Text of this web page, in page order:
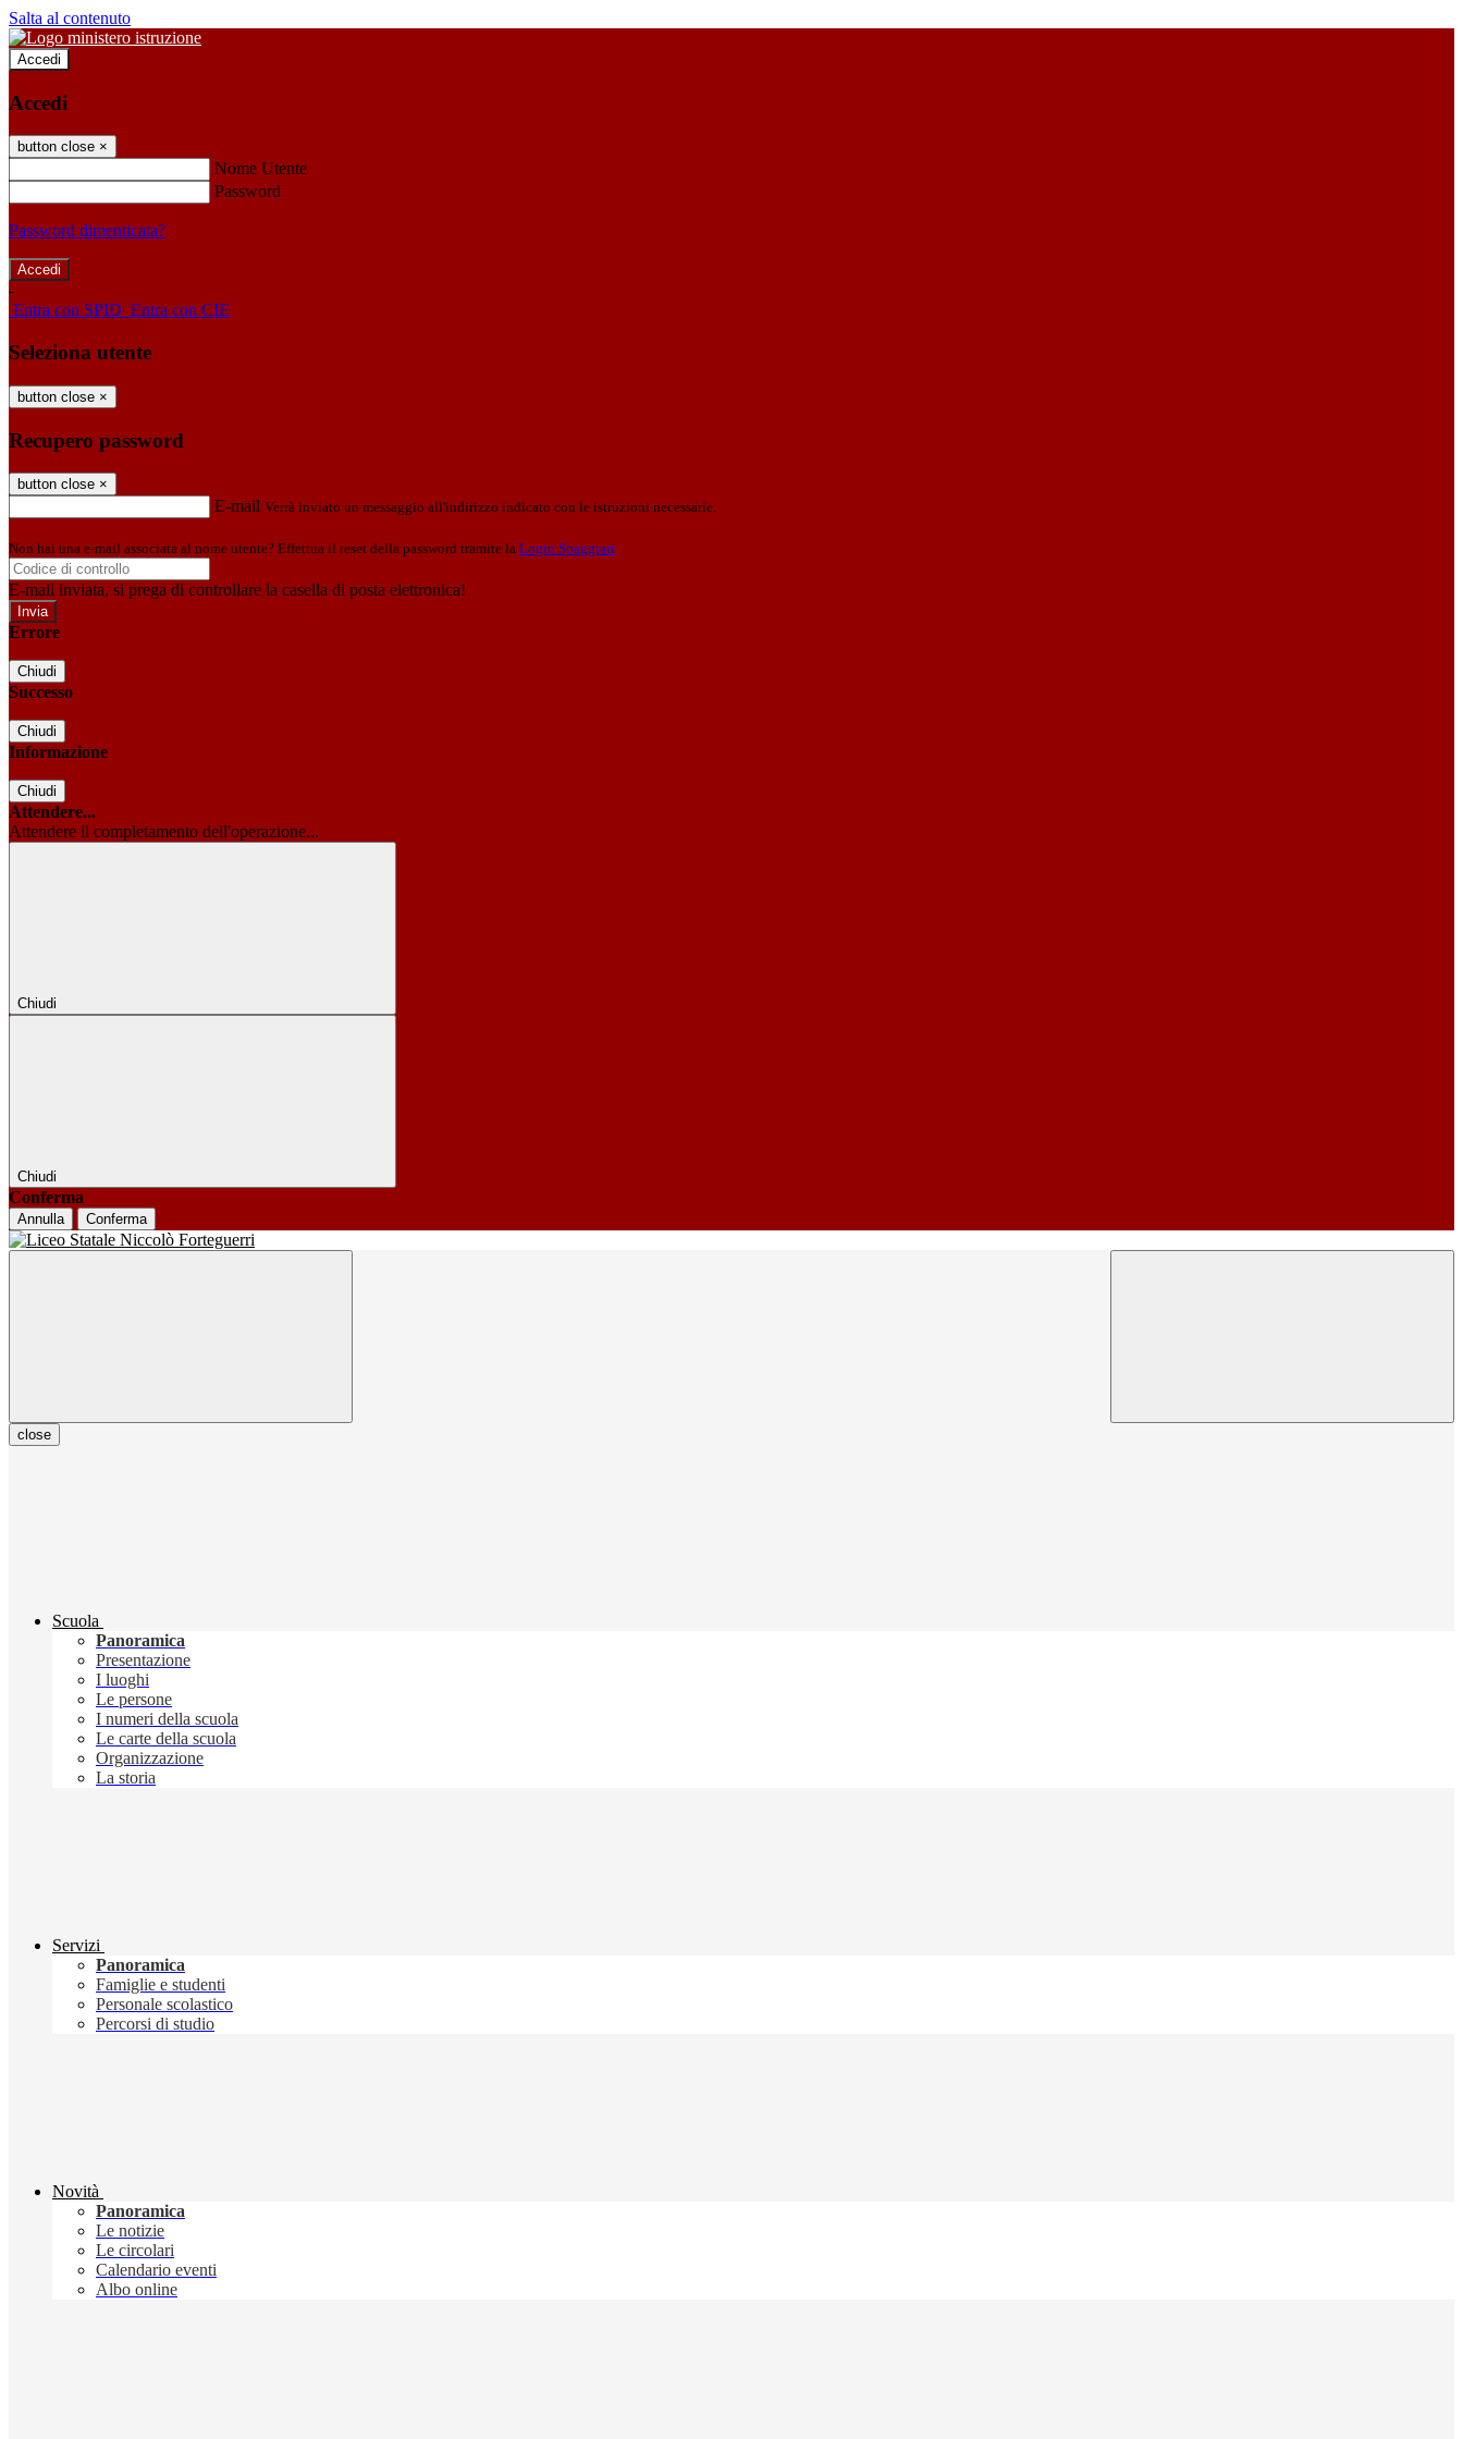
Salta al contenuto
Accedi
Accedi
button close ×
Nome Utente
Password
Password dimenticata?
-
Entra con SPID Entra con CIE
Seleziona utente
button close ×
Recupero password
button close ×
E-mail Verrà inviato un messaggio all'indirizzo indicato con le istruzioni necessarie.
Non hai una e-mail associata al nome utente? Effettua il reset della password tramite la Login Spaggiari
E-mail inviata, si prega di controllare la casella di posta elettronica!
Errore
Chiudi
Successo
Chiudi
Informazione
Chiudi
Attendere...
Attendere il completamento dell'operazione...
Chiudi
Chiudi
Conferma
Annulla Conferma
close
Scuola
Panoramica
Presentazione
I luoghi
Le persone
I numeri della scuola
Le carte della scuola
Organizzazione
La storia
Servizi
Panoramica
Famiglie e studenti
Personale scolastico
Percorsi di studio
Novità
Panoramica
Le notizie
Le circolari
Calendario eventi
Albo online